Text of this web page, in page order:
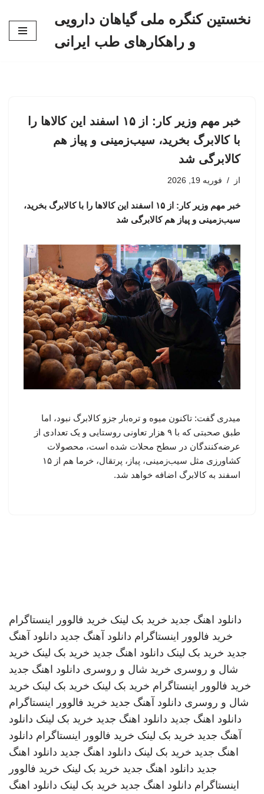
نخستین کنگره ملی گیاهان دارویی
و راهکارهای طب ایرانی
خبر مهم وزیر کار: از ۱۵ اسفند این کالاها را
با کالابرگ بخرید، سیب‌زمینی و پیاز هم
کالابرگی شد
از فوریه 19, 2026
خبر مهم وزیر کار: از ۱۵ اسفند این کالاها را با کالابرگ بخرید،
سیب‌زمینی و پیاز هم کالابرگی شد
میدری گفت: تاکنون میوه و تره‌بار جزو کالابرگ نبود، اما
طبق صحبتی که با ۹ هزار تعاونی روستایی و یک تعدادی از
عرضه‌کنندگان در سطح محلات شده است، محصولات
کشاورزی مثل سیب‌زمینی، پیاز، پرتقال، خرما هم از ۱۵
اسفند به کالابرگ اضافه خواهد شد.
دانلود اهنگ جدید خرید بک لینک خرید فالوور اینستاگرام
خرید فالوور اینستاگرام دانلود آهنگ جدید دانلود آهنگ
جدید خرید بک لینک دانلود اهنگ جدید خرید بک لینک خرید
شال و روسری خرید شال و روسری دانلود اهنگ جدید
خرید فالوور اینستاگرام خرید بک لینک خرید بک لینک خرید
شال و روسری دانلود آهنگ جدید خرید فالوور اینستاگرام
دانلود اهنگ جدید دانلود اهنگ جدید خرید بک لینک دانلود
آهنگ جدید خرید بک لینک خرید فالوور اینستاگرام دانلود
اهنگ جدید خرید بک لینک دانلود اهنگ جدید دانلود اهنگ
جدید دانلود اهنگ جدید خرید بک لینک خرید فالوور
اینستاگرام دانلود اهنگ جدید خرید بک لینک دانلود اهنگ